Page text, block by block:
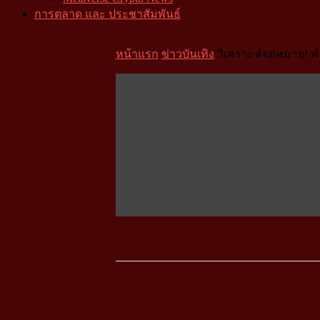
การตลาด และ ประชาสัมพันธ์
หน้าแรก ข่าวบันเทิง วิเคราะห์จดหมาย! ท